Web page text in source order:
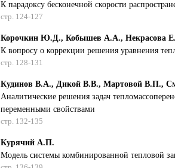
К парадоксу бесконечной скорости
стр. 124-127
Корочкин Ю.Д., Кобышев А.А., Некрасова
К вопросу о коррекции решения уравнения
стр. 128-131
Кудинов В.А., Дикой В.В., Мартовой В.П.,
Аналитические решения задач
переменными свойствами
стр. 132-135
Курячий А.П.
Модель системы комбинированной тепловой